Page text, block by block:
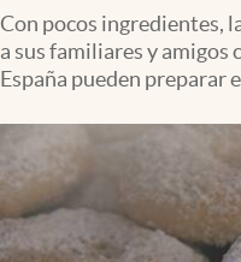
Con pocos ingredientes,
a sus familiares y amigos
España pueden preparar